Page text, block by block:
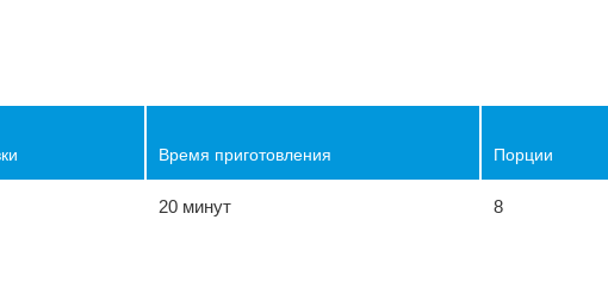
Время приготовления Порции
20 минут 8